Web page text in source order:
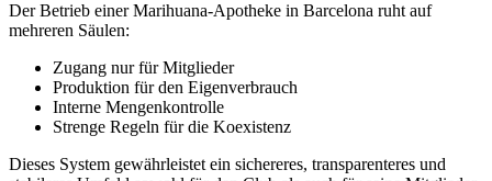
Der Betrieb einer Marihuana-Apotheke in Barcelona ruht auf
mehreren Säulen:
Zugang nur für Mitglieder
Produktion für den Eigenverbrauch
Interne Mengenkontrolle
Strenge Regeln für die Koexistenz
Dieses System gewährleistet ein sichereres, transparenteres und